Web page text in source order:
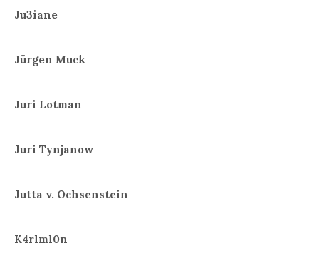
Ju3iane
Jürgen Muck
Juri Lotman
Juri Tynjanow
Jutta v. Ochsenstein
K4rlml0n